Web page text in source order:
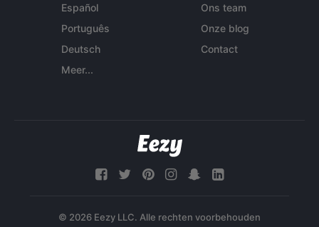
Español
Português
Deutsch
Meer...
Ons team
Onze blog
Contact
© 2026 Eezy LLC. Alle rechten voorbehouden